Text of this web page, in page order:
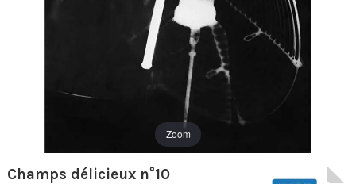
Zoom
Champs délicieux n°10